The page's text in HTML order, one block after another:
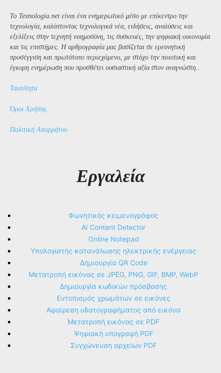
Το Texnologia.net είναι ένα ενημερωτικό μέσο με επίκεντρο την
τεχνολογία, καλύπτοντας τεχνολογικά νέα, ειδήσεις, αναλύσεις και
εξελίξεις στην τεχνητή νοημοσύνη, τις συσκευές, την ψηφιακή οικονομία
και τις επιστήμες. Η αρθρογραφία μας βασίζεται σε ερευνητική
προσέγγιση και πρωτότυπο περιεχόμενο, με στόχο την ποιοτική και
έγκυρη ενημέρωση που προσθέτει ουσιαστική αξία στον αναγνώστη..
Ταυτότητα
Όροι Χρήσης
Πολιτική Απορρήτου
Εργαλεία
Φωνητικός κειμενογράφος
AI Content Detector
Online Notepad
Υπολογιστής κατανάλωσης ηλεκτρικής ενέργειας
Δημιουργία QR Code
Μετατροπή εικόνας σε JPEG, PNG, GIF, BMP, WebP
Δημιουργία κωδικών πρόσβασης
Εντοπισμός χρωμάτων σε εικόνες
Αφαίρεση υδατογραφήματος από εικόνα
Μετατροπή εικόνας σε PDF
Ψηφιακή υπογραφή PDF
Συγχώνευση αρχείων PDF